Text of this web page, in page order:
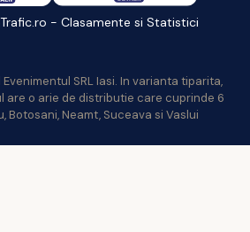
SRL Iasi. In varianta tiparita,
are o arie de distributie care cuprinde 6
Botosani, Neamt, Suceava si Vaslui